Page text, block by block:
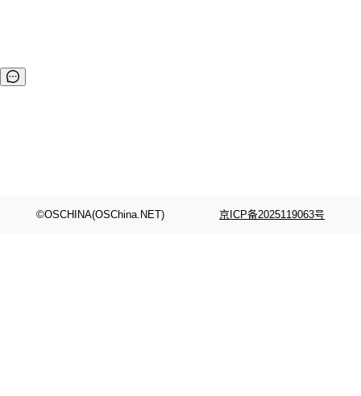
©OSCHINA(OSChina.NET) 京ICP备2025119063号